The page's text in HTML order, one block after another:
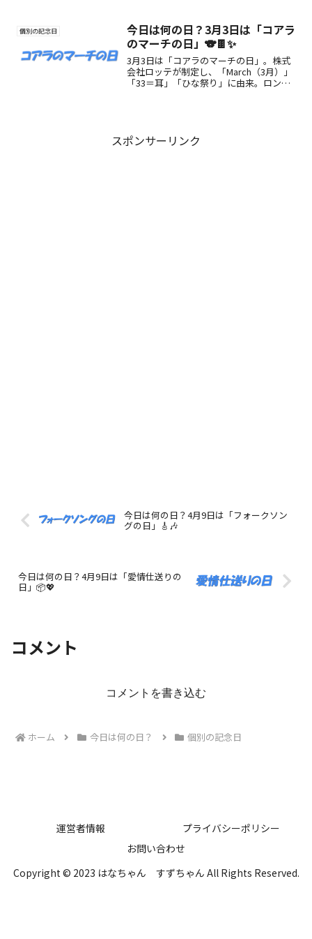
個別の記念日
今日は何の日？3月3日は「コアラ
のマーチの日」🐨🍫✨
3月3日は「コアラのマーチの日」。株式
会社ロッテが制定し、「March（3月）」
「33＝耳」「ひな祭り」に由来。ロング
スポンサーリンク
今日は何の日？4月9日は「フォークソン
グの日」🎸🎶
今日は何の日？4月9日は「愛情仕送りの
日」📦💖
コメント
コメントを書き込む
ホーム 今日は何の日？ 個別の記念日
運営者情報
プライバシーポリシー
お問い合わせ
Copyright © 2023 はなちゃん すずちゃん All Rights Reserved.